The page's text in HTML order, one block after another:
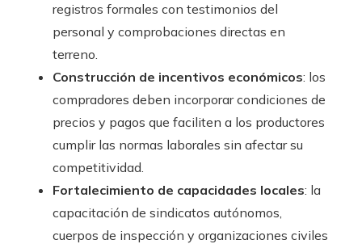
registros formales con testimonios del
personal y comprobaciones directas en
terreno.
Construcción de incentivos económicos: los
compradores deben incorporar condiciones de
precios y pagos que faciliten a los productores
cumplir las normas laborales sin afectar su
competitividad.
Fortalecimiento de capacidades locales: la
capacitación de sindicatos autónomos,
cuerpos de inspección y organizaciones civiles